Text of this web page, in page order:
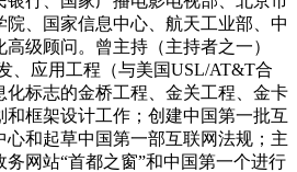
院、国家信息中心、航天工业部、中
级顾问。曾主持（主持者之一）
、应用工程（与美国USL/AT&T合
化标志的金桥工程、金关工程、金卡
和框架设计工作；创建中国第一批互
和起草中国第一部互联网法规；主
网站“首都之窗”和中国第一个进行